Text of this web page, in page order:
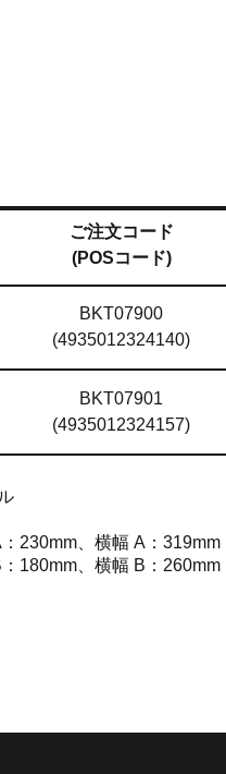
ご注文コード
(POSコード)
BKT07900
(4935012324140)
BKT07901
(4935012324157)
：230mm、横幅 A：319mm
180mm、横幅 B：260mm